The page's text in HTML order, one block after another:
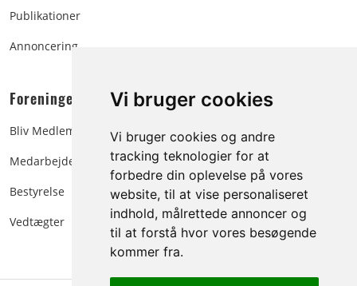
Vi bruger cookies
Vi bruger cookies og andre
tracking teknologier for at
forbedre din oplevelse på vores
website, til at vise personaliseret
indhold, målrettede annoncer og
til at forstå hvor vores besøgende
kommer fra.
Publikationer
Annoncering
Foreningen:
Bliv Medlem
Medarbejdere
Bestyrelse
Vedtægter